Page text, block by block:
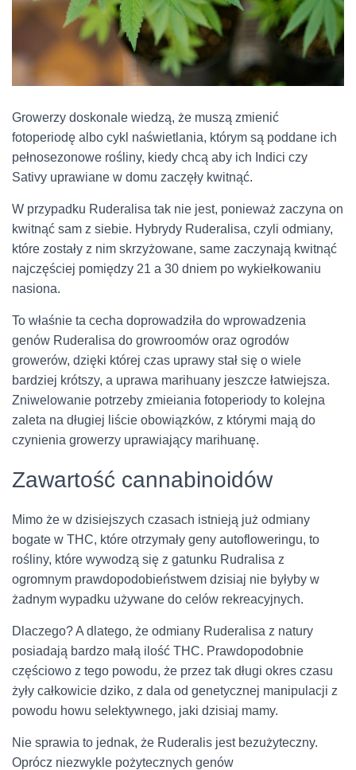
Growerzy doskonale wiedzą, że muszą zmienić
fotoperiodę albo cykl naświetlania, którym są poddane ich
pełnosezonowe rośliny, kiedy chcą aby ich Indici czy
Sativy uprawiane w domu zaczęły kwitnąć.
W przypadku Ruderalisa tak nie jest, ponieważ zaczyna on
kwitnąć sam z siebie. Hybrydy Ruderalisa, czyli odmiany,
które zostały z nim skrzyżowane, same zaczynają kwitnąć
najczęściej pomiędzy 21 a 30 dniem po wykiełkowaniu
nasiona.
To właśnie ta cecha doprowadziła do wprowadzenia
genów Ruderalisa do growroomów oraz ogrodów
growerów, dzięki której czas uprawy stał się o wiele
bardziej krótszy, a uprawa marihuany jeszcze łatwiejsza.
Zniwelowanie potrzeby zmieiania fotoperiody to kolejna
zaleta na długiej liście obowiązków, z którymi mają do
czynienia growerzy uprawiający marihuanę.
Zawartość cannabinoidów
Mimo że w dzisiejszych czasach istnieją już odmiany
bogate w THC, które otrzymały geny autofloweringu, to
rośliny, które wywodzą się z gatunku Rudralisa z
ogromnym prawdopodobieństwem dzisiaj nie byłyby w
żadnym wypadku używane do celów rekreacyjnych.
Dlaczego? A dlatego, że odmiany Ruderalisa z natury
posiadają bardzo małą ilość THC. Prawdopodobnie
częściowo z tego powodu, że przez tak długi okres czasu
żyły całkowicie dziko, z dala od genetycznej manipulacji z
powodu howu selektywnego, jaki dzisiaj mamy.
Nie sprawia to jednak, że Ruderalis jest bezużyteczny.
Oprócz niezwykle pożytecznych genów